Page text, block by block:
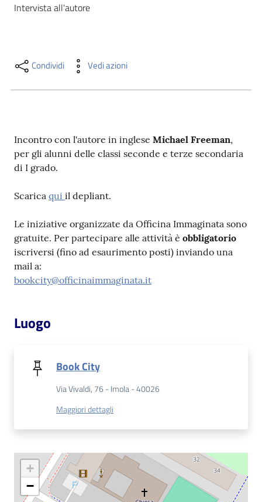
Scopri
Piani
Archivio
storico
Decentrate
per
Intervista all'autore
Condividi Vedi azioni
Incontro con l'autore in inglese Michael Freeman,
per gli alunni delle classi seconde e terze secondaria
di I grado.
Scarica qui il depliant.
Le iniziative organizzate da Officina Immaginata sono
gratuite. Per partecipare alle attività è obbligatorio
iscriversi (fino ad esaurimento posti) inviando una
mail a:
bookcity@officinaimmaginata.it
Luogo
Book City
Via Vivaldi, 76 - Imola - 40026
Maggiori dettagli
+
−